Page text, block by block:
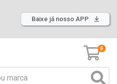
Baixe já nosso APP
0